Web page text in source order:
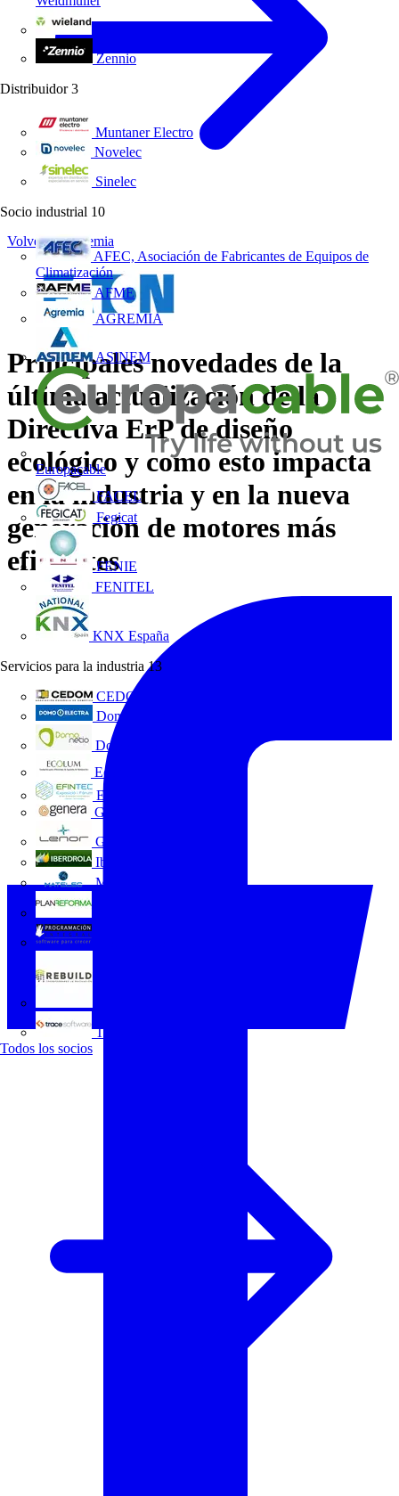
Zennio
Distribuidor 3
Muntaner Electro
Novelec
Sinelec
Socio industrial 10
AFEC, Asociación de Fabricantes de Equipos de
Climatización
AFME
AGREMIA
ASINEM
Europacable
FACEL
Fegicat
FENIE
FENITEL
KNX España
Servicios para la industria 13
CEDOM
Domo Electra
Domonetio
Ecolum
Efintec
GENERA
Grupo Lenor
Iberdrola
MATELEC
Trace Software
Todos los socios
Volver a Academia
Principales novedades de la
última actualización de la
Directiva ErP de diseño
ecológico y como esto impacta
en la industria y en la nueva
generación de motores más
eficientes